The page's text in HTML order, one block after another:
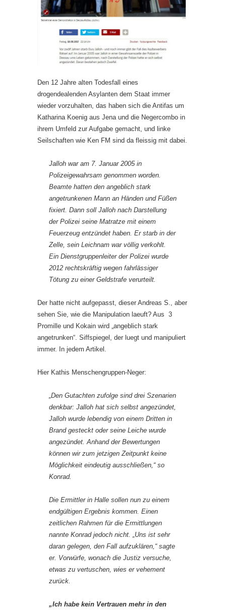
Den 12 Jahre alten Todesfall eines
drogendealenden Asylanten dem Staat immer
wieder vorzuhalten, das haben sich die Antifas um
Katharina Koenig aus Jena und die Negercombo in
ihrem Umfeld zur Aufgabe gemacht, und linke
Seilschaften wie Ken FM sind da fleissig mit dabei.
Jalloh war am 7. Januar 2005 in
Polizeigewahrsam genommen worden.
Beamte hatten den angeblich stark
angetrunkenen Mann an Händen und Füßen
fixiert. Dann soll Jalloh nach Darstellung
der Polizei seine Matratze mit einem
Feuerzeug entzündet haben. Er starb in der
Zelle, sein Leichnam war völlig verkohlt.
Ein Dienstgruppenleiter der Polizei wurde
2012 rechtskräftig wegen fahrlässiger
Tötung zu einer Geldstrafe verurteilt.
Der hatte nicht aufgepasst, dieser Andreas S., aber
sehen Sie, wie die Manipulation laeuft? Aus 3
Promille und Kokain wird „angeblich stark
angetrunken“. Siffspiegel, der luegt und manipuliert
immer. In jedem Artikel.
Hier Kathis Menschengruppen-Neger:
„Den Gutachten zufolge sind drei Szenarien
denkbar: Jalloh hat sich selbst angezündet,
Jalloh wurde lebendig von einem Dritten in
Brand gesteckt oder seine Leiche wurde
angezündet. Anhand der Bewertungen
können wir zum jetzigen Zeitpunkt keine
Möglichkeit eindeutig ausschließen,“ so
Konrad.
Die Ermittler in Halle sollen nun zu einem
endgültigen Ergebnis kommen. Einen
zeitlichen Rahmen für die Ermittlungen
nannte Konrad jedoch nicht. „Uns ist sehr
daran gelegen, den Fall aufzuklären,“ sagte
er. Vorwürfe, wonach die Justiz versuche,
etwas zu vertuschen, wies er vehement
zurück.
„Ich habe kein Vertrauen mehr in den